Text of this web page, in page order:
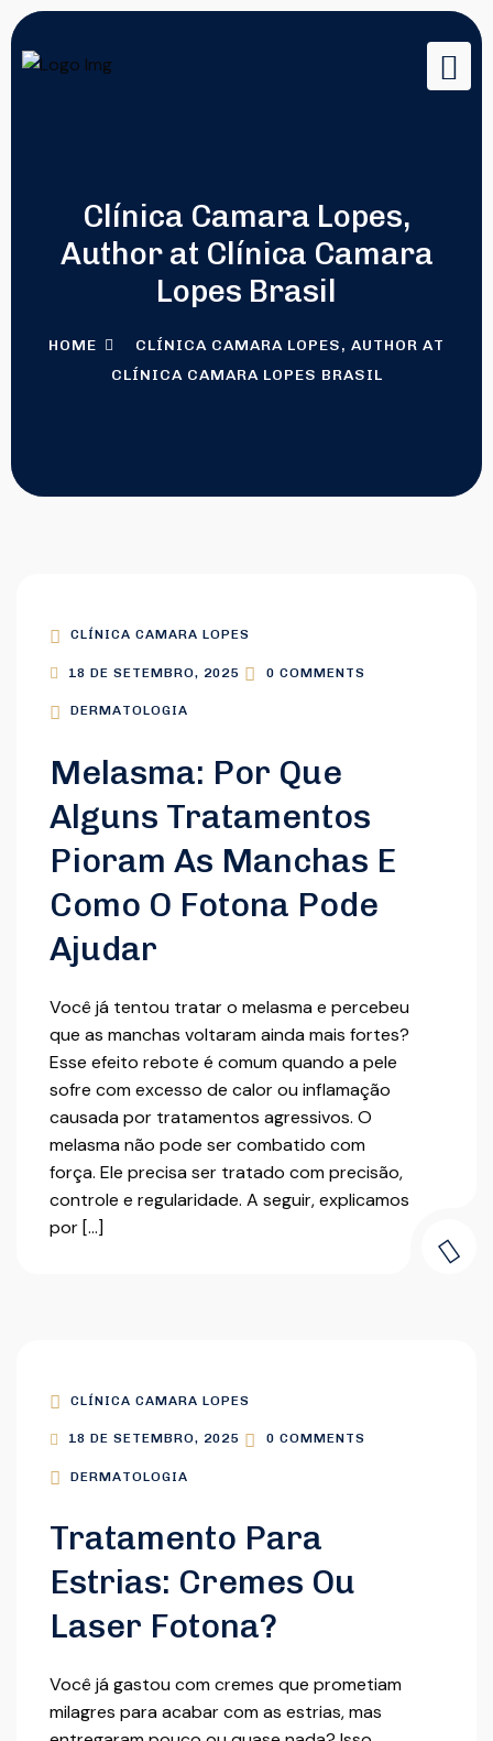
Clínica Camara Lopes,
Author at Clínica Camara
Lopes Brasil
HOME
CLÍNICA CAMARA LOPES, AUTHOR AT
CLÍNICA CAMARA LOPES BRASIL
CLÍNICA CAMARA LOPES
18 DE SETEMBRO, 2025 0 COMMENTS
DERMATOLOGIA
Melasma: Por Que
Alguns Tratamentos
Pioram As Manchas E
Como O Fotona Pode
Ajudar
Você já tentou tratar o melasma e percebeu
que as manchas voltaram ainda mais fortes?
Esse efeito rebote é comum quando a pele
sofre com excesso de calor ou inflamação
causada por tratamentos agressivos. O
melasma não pode ser combatido com
força. Ele precisa ser tratado com precisão,
controle e regularidade. A seguir, explicamos
por […]
CLÍNICA CAMARA LOPES
18 DE SETEMBRO, 2025 0 COMMENTS
DERMATOLOGIA
Tratamento Para
Estrias: Cremes Ou
Laser Fotona?
Você já gastou com cremes que prometiam
milagres para acabar com as estrias, mas